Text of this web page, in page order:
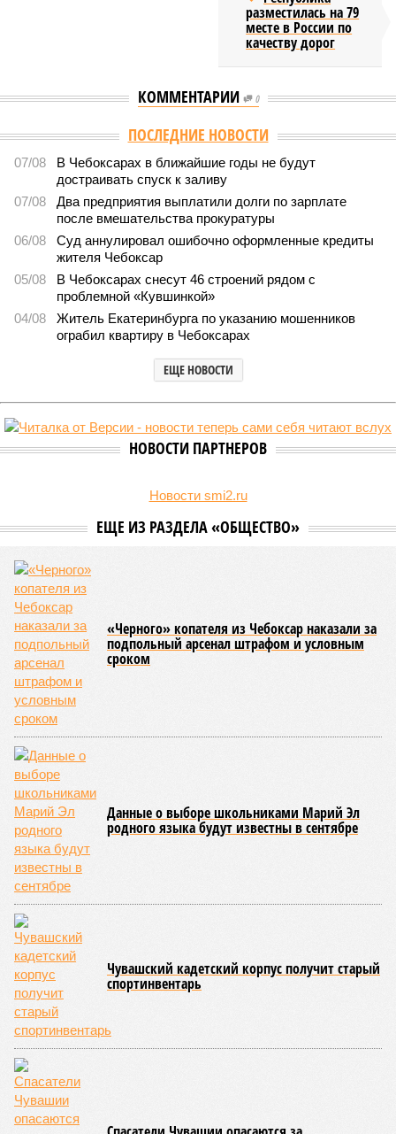
разместилась на 79
месте в России по
качеству дорог
КОММЕНТАРИИ 0
ПОСЛЕДНИЕ НОВОСТИ
07/08
В Чебоксарах в ближайшие годы не будут
достраивать спуск к заливу
07/08
Два предприятия выплатили долги по зарплате
после вмешательства прокуратуры
06/08
Суд аннулировал ошибочно оформленные кредиты
жителя Чебоксар
05/08
В Чебоксарах снесут 46 строений рядом с
проблемной «Кувшинкой»
04/08
Житель Екатеринбурга по указанию мошенников
ограбил квартиру в Чебоксарах
ЕЩЕ НОВОСТИ
НОВОСТИ ПАРТНЕРОВ
Новости smi2.ru
ЕЩЕ ИЗ РАЗДЕЛА «ОБЩЕСТВО»
«Черного» копателя из Чебоксар наказали за
подпольный арсенал штрафом и условным
сроком
Данные о выборе школьниками Марий Эл
родного языка будут известны в сентябре
Чувашский кадетский корпус получит старый
спортинвентарь